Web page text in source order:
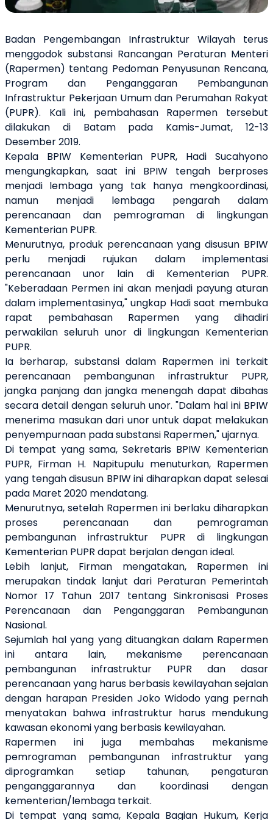
Badan Pengembangan Infrastruktur Wilayah terus
menggodok substansi Rancangan Peraturan Menteri
(Rapermen) tentang Pedoman Penyusunan Rencana,
Program dan Penganggaran Pembangunan
Infrastruktur Pekerjaan Umum dan Perumahan Rakyat
(PUPR). Kali ini, pembahasan Rapermen tersebut
dilakukan di Batam pada Kamis-Jumat, 12-13
Desember 2019.
Kepala BPIW Kementerian PUPR, Hadi Sucahyono
mengungkapkan, saat ini BPIW tengah berproses
menjadi lembaga yang tak hanya mengkoordinasi,
namun menjadi lembaga pengarah dalam
perencanaan dan pemrograman di lingkungan
Kementerian PUPR.
Menurutnya, produk perencanaan yang disusun BPIW
perlu menjadi rujukan dalam implementasi
perencanaan unor lain di Kementerian PUPR.
"Keberadaan Permen ini akan menjadi payung aturan
dalam implementasinya," ungkap Hadi saat membuka
rapat pembahasan Rapermen yang dihadiri
perwakilan seluruh unor di lingkungan Kementerian
PUPR.
Ia berharap, substansi dalam Rapermen ini terkait
perencanaan pembangunan infrastruktur PUPR,
jangka panjang dan jangka menengah dapat dibahas
secara detail dengan seluruh unor. "Dalam hal ini BPIW
menerima masukan dari unor untuk dapat melakukan
penyempurnaan pada substansi Rapermen," ujarnya.
Di tempat yang sama, Sekretaris BPIW Kementerian
PUPR, Firman H. Napitupulu menuturkan, Rapermen
yang tengah disusun BPIW ini diharapkan dapat selesai
pada Maret 2020 mendatang.
Menurutnya, setelah Rapermen ini berlaku diharapkan
proses perencanaan dan pemrograman
pembangunan infrastruktur PUPR di lingkungan
Kementerian PUPR dapat berjalan dengan ideal.
Lebih lanjut, Firman mengatakan, Rapermen ini
merupakan tindak lanjut dari Peraturan Pemerintah
Nomor 17 Tahun 2017 tentang Sinkronisasi Proses
Perencanaan dan Penganggaran Pembangunan
Nasional.
Sejumlah hal yang yang dituangkan dalam Rapermen
ini antara lain, mekanisme perencanaan
pembangunan infrastruktur PUPR dan dasar
perencanaan yang harus berbasis kewilayahan sejalan
dengan harapan Presiden Joko Widodo yang pernah
menyatakan bahwa infrastruktur harus mendukung
kawasan ekonomi yang berbasis kewilayahan.
Rapermen ini juga membahas mekanisme
pemrograman pembangunan infrastruktur yang
diprogramkan setiap tahunan, pengaturan
penganggarannya dan koordinasi dengan
kementerian/lembaga terkait.
Di tempat yang sama, Kepala Bagian Hukum, Kerja